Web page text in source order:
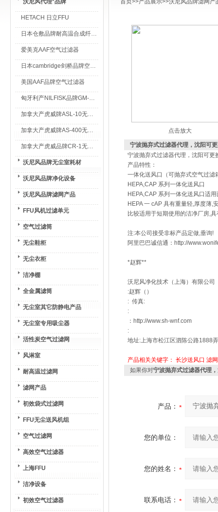
沃尼风代理*品牌
HETACH 日立FFU
日本仓敷品牌耐高温合成纤维过滤棉
爱美克AAF空气过滤器
日本cambridge剑桥品牌空气过滤器
美国AAF品牌空气过滤器
匈牙利产NILFISK品牌GM-80无尘室专用吸尘器
加拿大产虎威牌ASL-10无尘室专用吸尘器
加拿大产虎威牌AS-400无尘室专用吸尘器
加拿大产虎威品牌CR-1无尘室专用吸尘器
沃尼风品牌无尘室耗材
沃尼风品牌净化设备
沃尼风品牌滤网产品
FFU风机过滤单元
空气过滤筒
无尘鞋柜
无尘衣柜
洁净棚
全金属滤筒
无尘室其它防静电产品
无尘室专用吸尘器
活性炭空气过滤网
风淋室
耐高温过滤网
滤网产品
初效袋式过滤网
FFU无尘送风机组
空气过滤网
高效空气过滤器
上海FFU
洁净设备
初效空气过滤器
首页>>产品展示>>沃尼风品牌滤网产
点击放大
宁波抛弃式过滤器代理，沈阳可
宁波抛弃式过滤器代理，沈阳可更
产品特性：
一体化送风口（可抛弃式空气过滤
HEPA,CAP 系列一体化送风口
HEPA,CAP 系列一体化送风口适
HEPA 一 cAP 具有重量轻,厚度薄,
比较适用于短期使用的洁净厂房,
注:本公司接受非标产品定做,垂询!
阿里巴巴诚信通：http://
*赵辉**
沃尼风净化技术（上海）有限公司
:赵辉（）
: 传真:
:
：http://www.sh-wnf.com
:
地址:上海市松江区泗陈公路1888
产品相关关键字： 长沙送风口 滤
如果你对宁波抛弃式过滤器代理
产品：
您的单位：
您的姓名：
联系电话：